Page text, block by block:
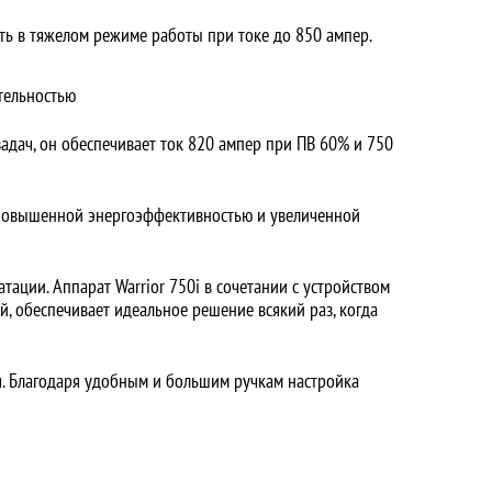
в тяжелом режиме работы при токе до 850 ампер.
он обеспечивает ток 820 ампер при ПВ 60% и 750
энергоэффективностью и увеличенной
Аппарат Warrior 750i в сочетании с устройством
идеальное решение всякий раз, когда
Благодаря удобным и большим ручкам настройка